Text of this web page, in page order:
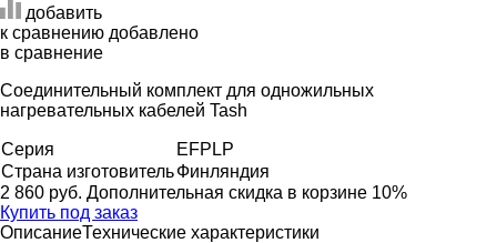
добавить
к сравнению добавлено
в сравнение
Соединительный комплект для одножильных
нагревательных кабелей Tash
Серия
EFPLP
Страна изготовительФинляндия
2 860 руб. Дополнительная скидка в корзине 10%
Купить под заказ
ОписаниеТехнические характеристики